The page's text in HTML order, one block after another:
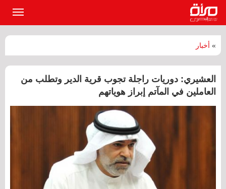
» أخبار
العشيري: دوريات راجلة تجوب قرية الدير وتطلب من
العاملين في المآتم إبراز هوياتهم